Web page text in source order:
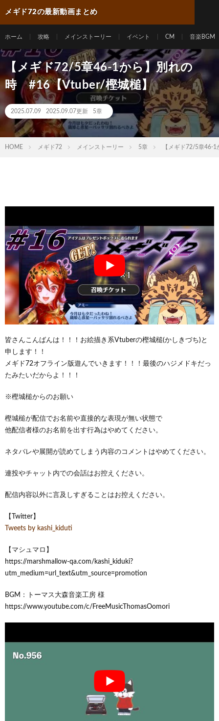
メギド72の最新動画まとめ
ホーム 攻略 メインストーリー イベント CM 音楽BGM
【メギド72/5章46-1から】別れの
時 #16【Vtuber/樫城槌】
2025.07.09 2025.09.07更新 5章
HOME メギド72 メインストーリー 5章 【メギド72/5章46-
皆さんこんばんは！！！お絵描き系Vtuberの樫城槌(かしきづち)と
申します！！
メギド72オフライン版遊んでいきます！！！最後のハジメドキだっ
たみたいだからよ！！！
※樫城槌からのお願い
樫城槌が配信でお名前や直接的な表現が無い状態で
他配信者様のお名前を出す行為はやめてください。
ネタバレや展開が読めてしまう内容のコメントはやめてください。
連投やチャット内での会話はお控えください。
配信内容以外に言及しすぎることはお控えください。
【Twitter】
Tweets by kashi_kiduti
【マシュマロ】
https://marshmallow-qa.com/kashi_kiduki?
utm_medium=url_text&utm_source=promotion
BGM：トーマス大森音楽工房 様
https://www.youtube.com/c/FreeMusicThomasOomori